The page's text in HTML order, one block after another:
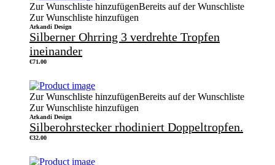
Zur Wunschliste hinzufügenBereits auf der Wunschliste
Zur Wunschliste hinzufügen
Arkandi Design
Silberner Ohrring 3 verdrehte Tropfen
ineinander
€71.00
Zur Wunschliste hinzufügenBereits auf der Wunschliste
Zur Wunschliste hinzufügen
Arkandi Design
Silberohrstecker rhodiniert Doppeltropfen.
€32.00